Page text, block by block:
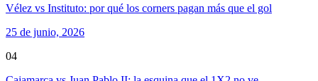
Vélez vs Instituto: por qué los corners pagan más que el gol
25 de junio, 2026
04